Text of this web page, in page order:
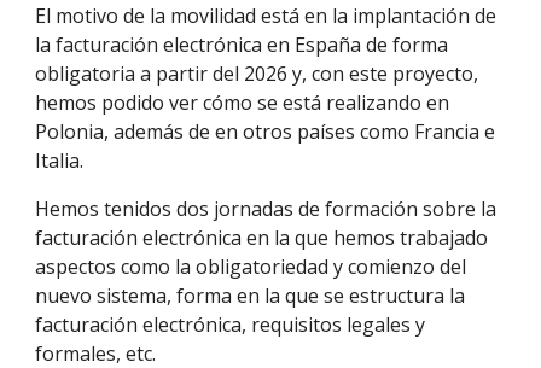
El motivo de la movilidad está en la implantación de
la facturación electrónica en España de forma
obligatoria a partir del 2026 y, con este proyecto,
hemos podido ver cómo se está realizando en
Polonia, además de en otros países como Francia e
Italia.
Hemos tenidos dos jornadas de formación sobre la
facturación electrónica en la que hemos trabajado
aspectos como la obligatoriedad y comienzo del
nuevo sistema, forma en la que se estructura la
facturación electrónica, requisitos legales y
formales, etc.